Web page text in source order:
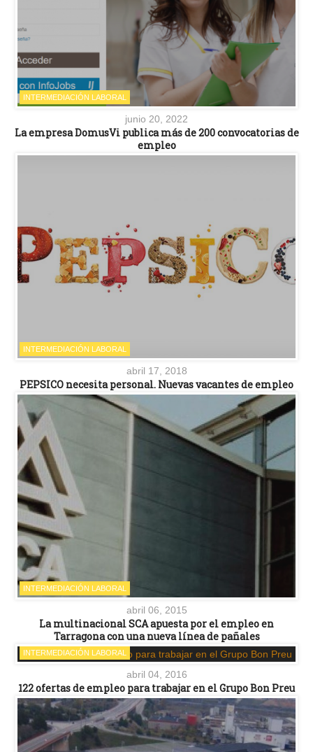
INTERMEDIACIÓN LABORAL
junio 20, 2022
La empresa DomusVi publica más de 200 convocatorias de
empleo
INTERMEDIACIÓN LABORAL
abril 17, 2018
PEPSICO necesita personal. Nuevas vacantes de empleo
INTERMEDIACIÓN LABORAL
abril 06, 2015
La multinacional SCA apuesta por el empleo en
Tarragona con una nueva línea de pañales
INTERMEDIACIÓN LABORAL
abril 04, 2016
122 ofertas de empleo para trabajar en el Grupo Bon Preu